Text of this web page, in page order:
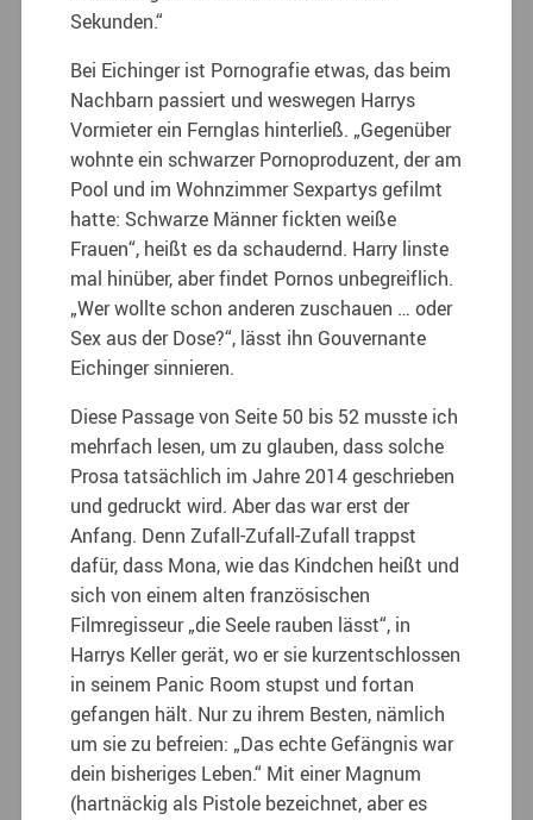
Sekunden.“
Bei Eichinger ist Pornografie etwas, das beim
Nachbarn passiert und weswegen Harrys
Vormieter ein Fernglas hinterließ. „Gegenüber
wohnte ein schwarzer Pornoproduzent, der am
Pool und im Wohnzimmer Sexpartys gefilmt
hatte: Schwarze Männer fickten weiße
Frauen“, heißt es da schaudernd. Harry linste
mal hinüber, aber findet Pornos unbegreiflich.
„Wer wollte schon anderen zuschauen … oder
Sex aus der Dose?“, lässt ihn Gouvernante
Eichinger sinnieren.
Diese Passage von Seite 50 bis 52 musste ich
mehrfach lesen, um zu glauben, dass solche
Prosa tatsächlich im Jahre 2014 geschrieben
und gedruckt wird. Aber das war erst der
Anfang. Denn Zufall-Zufall-Zufall trappst
dafür, dass Mona, wie das Kindchen heißt und
sich von einem alten französischen
Filmregisseur „die Seele rauben lässt“, in
Harrys Keller gerät, wo er sie kurzentschlossen
in seinem Panic Room stupst und fortan
gefangen hält. Nur zu ihrem Besten, nämlich
um sie zu befreien: „Das echte Gefängnis war
dein bisheriges Leben.“ Mit einer Magnum
(hartnäckig als Pistole bezeichnet, aber es